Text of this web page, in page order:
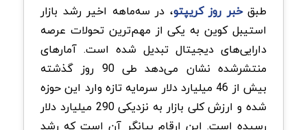
طبقخبر روز کریپتو، در سه‌ماهه اخیر رشد بازار
استیبل کوین به یکی از مهم‌ترین تحولات عرصه
دارایی‌های دیجیتال تبدیل شده است. آمارهای
منتشرشده نشان می‌دهد طی 90 روز گذشته
بیش از 46 میلیارد دلار سرمایه تازه وارد این حوزه
شده و ارزش کلی بازار به نزدیکی 290 میلیارد دلار
رسیده است. این ارقام بیانگر آن است که رشد